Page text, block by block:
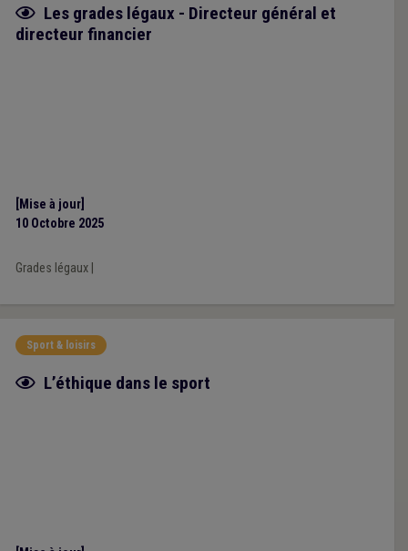
Fiche focus
Les grades légaux - Directeur général et
directeur financier
[Mise à jour]
10 Octobre 2025
Grades légaux|
Sport & loisirs
Fiche focus
L’éthique dans le sport